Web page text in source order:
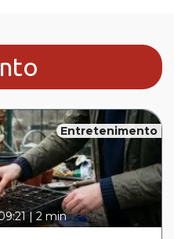
Entretenimento
|2 min